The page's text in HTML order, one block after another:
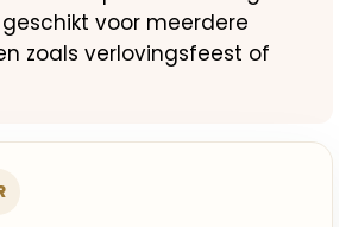
voor meerdere
zoals verlovingsfeest of